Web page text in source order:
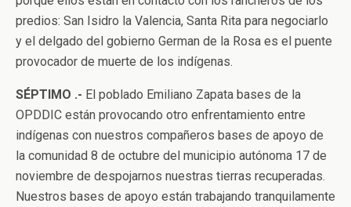
predios: San Isidro la Valencia, Santa Rita para negociarlo
y el delgado del gobierno German de la Rosa es el puente
provocador de muerte de los indígenas.
SÉPTIMO .- El poblado Emiliano Zapata bases de la
OPDDIC están provocando otro enfrentamiento entre
indígenas con nuestros compañeros bases de apoyo de
la comunidad 8 de octubre del municipio autónoma 17 de
noviembre de despojarnos nuestras tierras recuperadas.
Nuestros bases de apoyo están trabajando tranquilamente